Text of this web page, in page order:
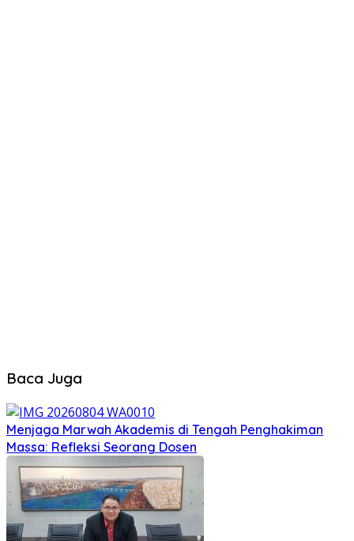
Baca Juga
Menjaga Marwah Akademis di Tengah Penghakiman
Massa: Refleksi Seorang Dosen